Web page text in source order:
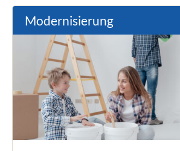
Modernisierung